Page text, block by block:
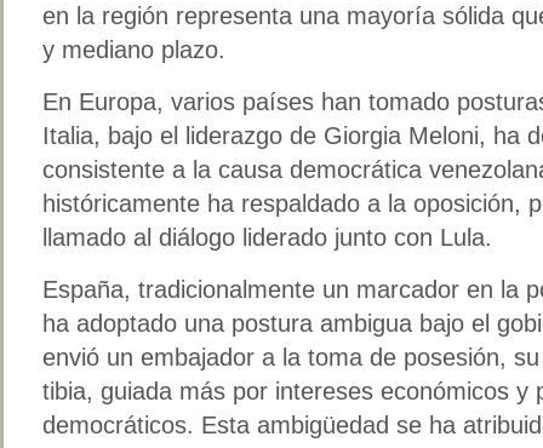
en la región representa una mayoría sólida
y mediano plazo.
En Europa, varios países han tomado
Italia, bajo el liderazgo de Giorgia Meloni, ha
consistente a la causa democrática
históricamente ha respaldado a la oposición,
llamado al diálogo liderado junto con Lula.
España, tradicionalmente un marcador en la
ha adoptado una postura ambigua bajo el
envió un embajador a la toma de posesión,
tibia, guiada más por intereses económicos y
democráticos. Esta ambigüedad se ha